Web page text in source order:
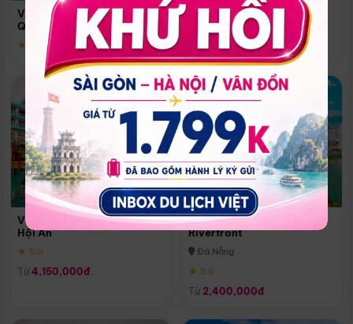
Vinpearl Resort & Spa Phu
Quoc
★ 5.0
Quoc
Phú Quốc
★ 5.0
Vinpearl Resort & Golf Nam
Hội An
★ 5.0
Từ 4,150,000đ
Melia Vinpearl Danang
Riverfront
Đà Nẵng
★ 5.0
Từ 2,400,000đ